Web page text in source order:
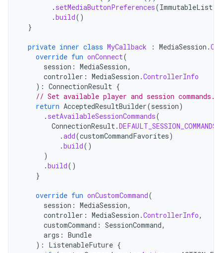
. setMediaButtonPreferences(ImmutableList
.build()
}
private inner class MyCallback : MediaSession .
override fun onConnect(
session : MediaSession,
controller : MediaSession .ControllerInfo
): ConnectionResult {
// Set available player and session commands.
return AcceptedResultBuilder(session)
. setAvailableSessionCommands(
ConnectionResult.DEFAULT_SESSION_COMMANDS
.add(customCommandFavorites)
.build()
)
.build()
}
override fun onCustomCommand(
session : MediaSession,
controller : MediaSession .ControllerInfo,
customCommand : SessionCommand,
args : Bundle
):
ListenableFuture {